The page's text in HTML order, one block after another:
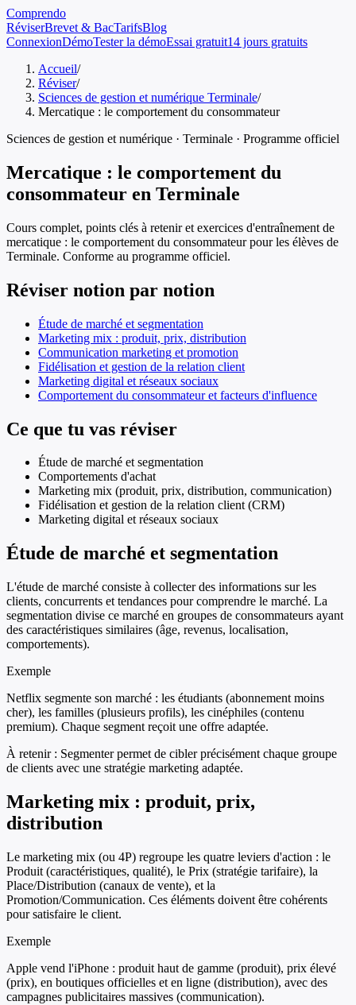
Comprendo
RéviserBrevet & BacTarifsBlog
ConnexionDémoTester la démoEssai gratuit14 jours gratuits
Accueil/
Réviser/
Sciences de gestion et numérique Terminale/
Mercatique : le comportement du consommateur
Sciences de gestion et numérique · Terminale · Programme officiel
Mercatique : le comportement du
consommateur en Terminale
Cours complet, points clés à retenir et exercices d'entraînement de
mercatique : le comportement du consommateurpour les élèves de
Terminale. Conforme au programme officiel.
Réviser notion par notion
Étude de marché et segmentation
Marketing mix : produit, prix, distribution
Communication marketing et promotion
Fidélisation et gestion de la relation client
Marketing digital et réseaux sociaux
Comportement du consommateur et facteurs d'influence
Ce que tu vas réviser
Étude de marché et segmentation
Comportements d'achat
Marketing mix (produit, prix, distribution, communication)
Fidélisation et gestion de la relation client (CRM)
Marketing digital et réseaux sociaux
Étude de marché et segmentation
L'étude de marché consiste à collecter des informations sur les
clients, concurrents et tendances pour comprendre le marché. La
segmentation divise ce marché en groupes de consommateurs ayant
des caractéristiques similaires (âge, revenus, localisation,
comportements).
Exemple
Netflix segmente son marché : les étudiants (abonnement moins
cher), les familles (plusieurs profils), les cinéphiles (contenu
premium). Chaque segment reçoit une offre adaptée.
À retenir : Segmenter permet de cibler précisément chaque groupe
de clients avec une stratégie marketing adaptée.
Marketing mix : produit, prix,
distribution
Le marketing mix (ou 4P) regroupe les quatre leviers d'action : le
Produit (caractéristiques, qualité), le Prix (stratégie tarifaire), la
Place/Distribution (canaux de vente), et la
Promotion/Communication. Ces éléments doivent être cohérents
pour satisfaire le client.
Exemple
Apple vend l'iPhone : produit haut de gamme (produit), prix élevé
(prix), en boutiques officielles et en ligne (distribution), avec des
campagnes publicitaires massives (communication).